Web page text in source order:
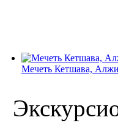
Мечеть Кетшава,